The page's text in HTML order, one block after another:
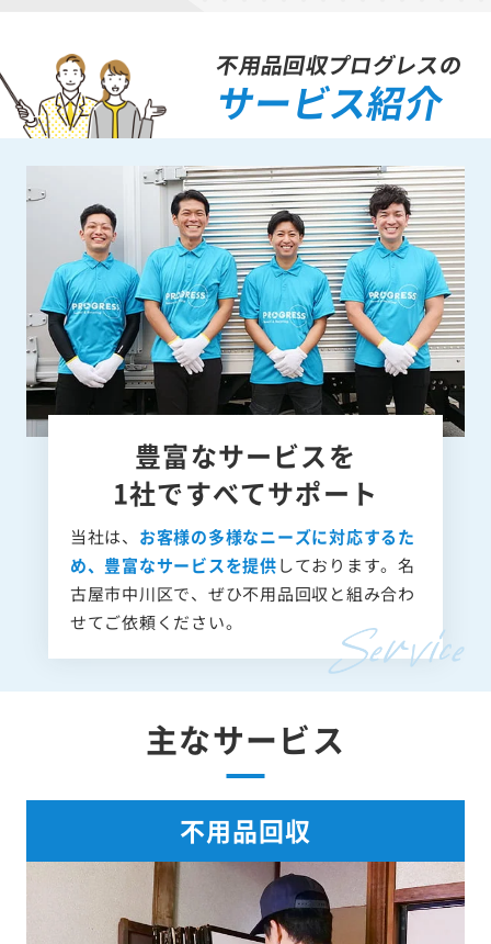
不用品回収プログレスの
サービス紹介
豊富なサービスを
1社ですべてサポート
当社は、 お客様の多様なニーズに対応するた
め、豊富なサービスを提供しております。名
古屋市中川区で、ぜひ不用品回収と組み合わ
せてご依頼ください。
主なサービス
不用品回収